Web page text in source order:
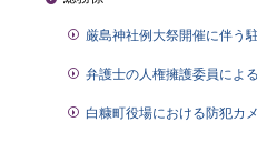
厳島神社例大祭開催に伴う
弁護士の人権擁護委員によ
白糠町役場における防犯カ